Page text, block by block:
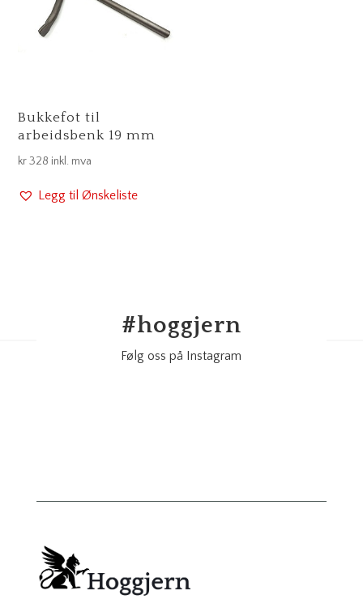
Bukkefot til
arbeidsbenk 19 mm
kr328 inkl. mva
Legg til Ønskeliste
#hoggjern
Følg oss på Instagram